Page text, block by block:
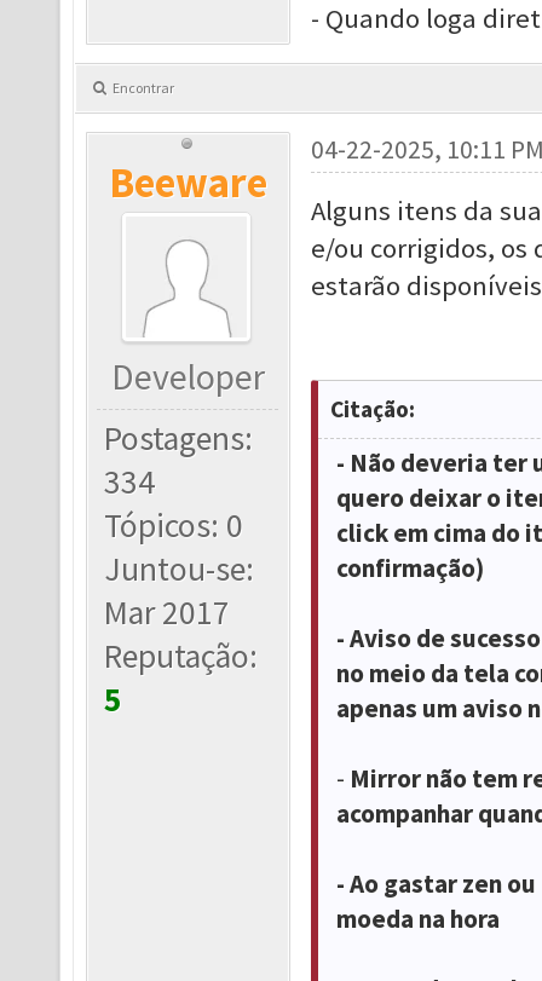
- Quando loga
Encontrar
Beeware
Developer
Postagens:
334
Tópicos: 0
Juntou-se:
Mar 2017
Reputação:
5
04-22-2025, 10:11
Alguns itens da
e/ou corrigidos, os
estarão
Citação:
- Não deveria ter
quero deixar o
click em cima do
confirmação)
- Aviso de
no meio da tela
apenas um aviso
- Mirror não tem
acompanhar
- Ao gastar zen
moeda na hora